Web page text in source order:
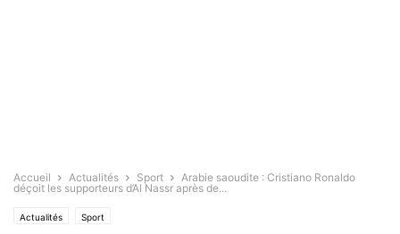
Accueil Actualités Sport
Arabie saoudite : Cristiano Ronaldo
déçoit les supporteurs d’Al Nassr après de...
Actualités Sport